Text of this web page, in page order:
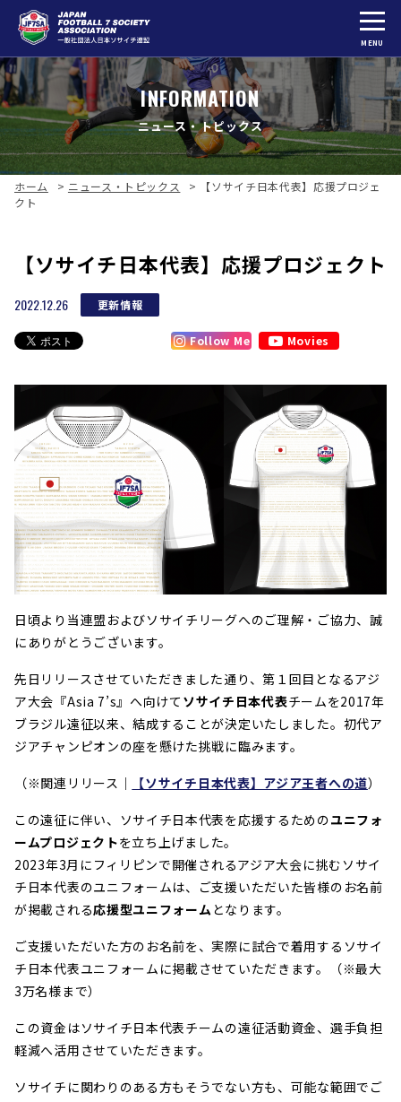
MENU
INFORMATION
ニュース・トピックス
ホーム > ニュース・トピックス >
【ソサイチ日本代表】応援プロジェ
クト
【ソサイチ日本代表】応援プロジェクト
2022.12.26 更新情報
Follow Me Movies
日頃より当連盟およびソサイチリーグへのご理解・ご協力、誠
にありがとうございます。
先日リリースさせていただきました通り、第１回目となるアジ
ア大会『Asia 7’s』へ向けて ソサイチ日本代表チームを2017年
ブラジル遠征以来、結成することが決定いたしました。初代ア
ジアチャンピオンの座を懸けた挑戦に臨みます。
（※関連リリース｜ 【ソサイチ日本代表】アジア王者への道）
この遠征に伴い、ソサイチ日本代表を応援するためのユニフォ
ームプロジェクトを立ち上げました。
2023年3月にフィリピンで開催されるアジア大会に挑むソサイ
チ日本代表のユニフォームは、ご支援いただいた皆様のお名前
が掲載される応援型ユニフォームとなります。
ご支援いただいた方のお名前を、実際に試合で着用するソサイ
チ日本代表ユニフォームに掲載させていただきます。
（※最大
3万名様まで）
この資金はソサイチ日本代表チームの遠征活動資金、選手負担
軽減へ活用させていただきます。
ソサイチに関わりのある方もそうでない方も、可能な範囲でご